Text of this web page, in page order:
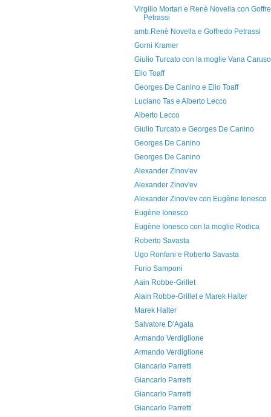
Virgilio Mortari e Renè Novella con
Petrassi
amb.Renè Novella e Goffredo Petrassi
Gorni Kramer
Giulio Turcato con la moglie Vana Caruso
Elio Toaff
Georges De Canino e Elio Toaff
Luciano Tas e Alberto Lecco
Alberto Lecco
Giulio Turcato e Georges De Canino
Georges De Canino
Georges De Canino
Alexander Zinov'ev
Alexander Zinov'ev
Alexander Zinov'ev con Eugène Ionesco
Eugène Ionesco
Eugène Ionesco con la moglie Rodica
Roberto Savasta
Ugo Ronfani e Roberto Savasta
Furio Samponi
Aain Robbe-Grillet
Alain Robbe-Grillet e Marek Halter
Marek Halter
Salvatore D'Agata
Armando Verdiglione
Armando Verdiglione
Giancarlo Parretti
Giancarlo Parretti
Giancarlo Parretti
Giancarlo Parretti